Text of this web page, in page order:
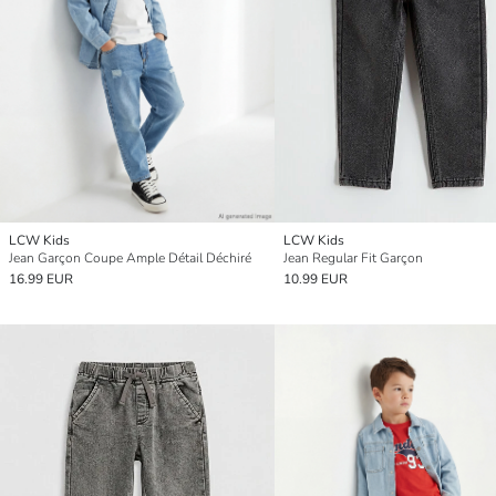
LCW Kids
Jean Garçon Coupe Ample Détail Déchiré
16.99 EUR
LCW Kids
Jean Regular Fit Garçon
10.99 EUR